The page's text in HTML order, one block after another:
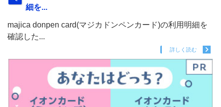
細を...
majica donpen card(マジカドンペンカード)の利用明細を
確認した...
詳しく読む